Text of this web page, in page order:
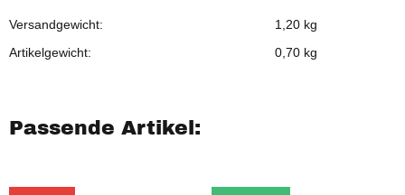
Versandgewicht:
1,20 kg
Artikelgewicht:
0,70 kg
Passende Artikel: